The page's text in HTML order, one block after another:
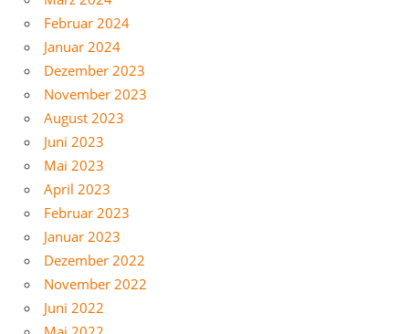
Februar 2024
Januar 2024
Dezember 2023
November 2023
August 2023
Juni 2023
Mai 2023
April 2023
Februar 2023
Januar 2023
Dezember 2022
November 2022
Juni 2022